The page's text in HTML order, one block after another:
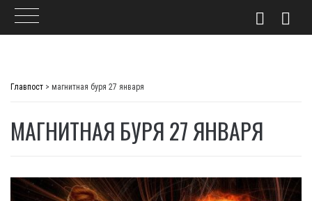
Главпост > магнитная буря 27 января
МАГНИТНАЯ БУРЯ 27 ЯНВАРЯ